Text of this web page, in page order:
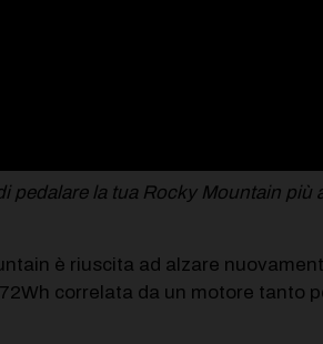
pedalare la tua Rocky Mountain
è riuscita ad alzare
correlata da un motore tanto